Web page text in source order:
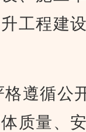
工程建
格遵循公
质量、